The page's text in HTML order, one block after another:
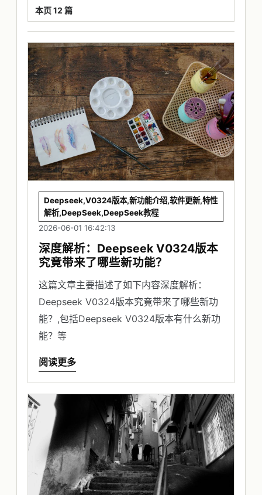
本页 12 篇
Deepseek,V0324版本,新功能介绍,软件更新,特性
解析,DeepSeek,DeepSeek教程
2026-06-01 16:42:13
深度解析：Deepseek V0324版本
究竟带来了哪些新功能？
这篇文章主要描述了如下内容深度解析：
Deepseek V0324版本究竟带来了哪些新功
能？,包括Deepseek V0324版本有什么新功
能？等
阅读更多